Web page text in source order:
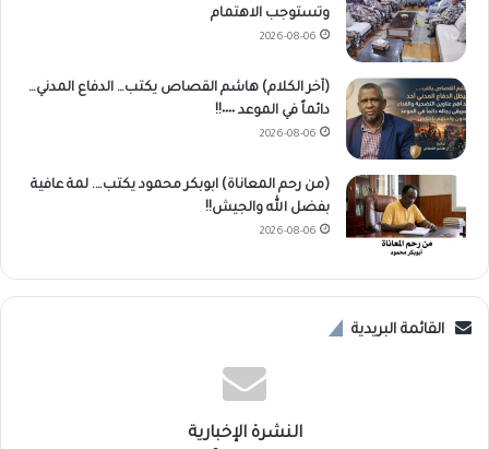
وتستوجب الاهتمام
2026-08-06
(آخر الكلام) هاشم القصاص يكتب… الدفاع المدني…
دائماً في الموعد ٠٠٠٠!!
2026-08-06
(من رحم المعاناة) ابوبكر محمود يكتب…. لمة عافية
بفضل الله والجيش!!
2026-08-06
القائمة البريدية
النشرة الإخبارية